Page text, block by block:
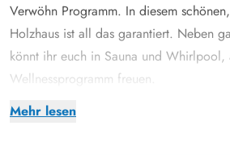
Mehr lesen
Verwöhn Programm. In diesem
Holzhaus ist all das garantiert. Neben
könnt ihr euch in Sauna und Whirlpool,
Wellnessprogramm freuen.
Der Ort an dem ihr gemeinsame